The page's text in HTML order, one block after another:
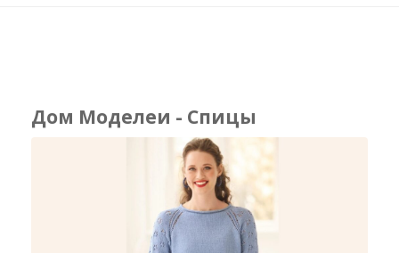
Дом Моделеи - Спицы